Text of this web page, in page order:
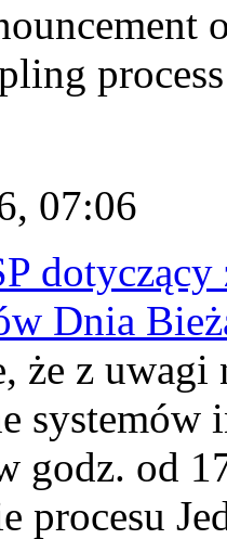
07:06
dotyczący
Dnia
że z uwagi
godz. od
procesu